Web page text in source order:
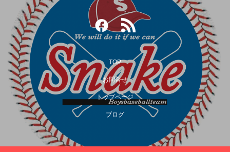
第３回阿倍野スネークOB野球大会
TOP
お問合せ
トップページ
ブログ